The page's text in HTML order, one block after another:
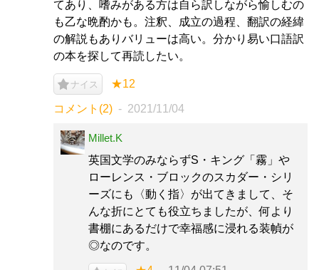
てあり、嗜みがある方は自ら訳しながら愉しむの
も乙な晩酌かも。注釈、成立の過程、翻訳の経緯
の解説もありバリューは高い。分かり易い口語訳
の本を探して再読したい。
ナイス ★12
コメント(2) 2021/11/04
Millet.K
英国文学のみならずS・キング「霧」や
ローレンス・ブロックのスカダー・シリ
ーズにも〈動く指〉が出てきまして、そ
んな折にとても役立ちましたが、何より
書棚にあるだけで幸福感に浸れる装幀が
◎なのです。